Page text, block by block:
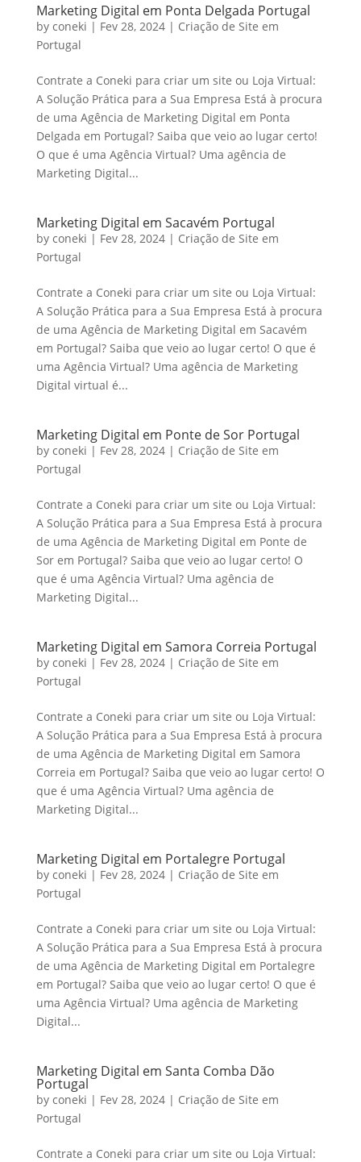
Marketing Digital em Ponta Delgada Portugal
by coneki | Fev 28, 2024| Criação de Site em
Portugal
Contrate a Coneki para criar um site ou Loja Virtual:
A Solução Prática para a Sua Empresa Está à procura
de uma Agência de Marketing Digital em Ponta
Delgada em Portugal? Saiba que veio ao lugar certo!
O que é uma Agência Virtual? Uma agência de
Marketing Digital...
Marketing Digital em Sacavém Portugal
by coneki | Fev 28, 2024| Criação de Site em
Portugal
Contrate a Coneki para criar um site ou Loja Virtual:
A Solução Prática para a Sua Empresa Está à procura
de uma Agência de Marketing Digital em Sacavém
em Portugal? Saiba que veio ao lugar certo! O que é
uma Agência Virtual? Uma agência de Marketing
Digital virtual é...
Marketing Digital em Ponte de Sor Portugal
by coneki | Fev 28, 2024| Criação de Site em
Portugal
Contrate a Coneki para criar um site ou Loja Virtual:
A Solução Prática para a Sua Empresa Está à procura
de uma Agência de Marketing Digital em Ponte de
Sor em Portugal? Saiba que veio ao lugar certo! O
que é uma Agência Virtual? Uma agência de
Marketing Digital...
Marketing Digital em Samora Correia Portugal
by coneki | Fev 28, 2024| Criação de Site em
Portugal
Contrate a Coneki para criar um site ou Loja Virtual:
A Solução Prática para a Sua Empresa Está à procura
de uma Agência de Marketing Digital em Samora
Correia em Portugal? Saiba que veio ao lugar certo! O
que é uma Agência Virtual? Uma agência de
Marketing Digital...
Marketing Digital em Portalegre Portugal
by coneki | Fev 28, 2024| Criação de Site em
Portugal
Contrate a Coneki para criar um site ou Loja Virtual:
A Solução Prática para a Sua Empresa Está à procura
de uma Agência de Marketing Digital em Portalegre
em Portugal? Saiba que veio ao lugar certo! O que é
uma Agência Virtual? Uma agência de Marketing
Digital...
Marketing Digital em Santa Comba Dão
Portugal
by coneki | Fev 28, 2024| Criação de Site em
Portugal
Contrate a Coneki para criar um site ou Loja Virtual: